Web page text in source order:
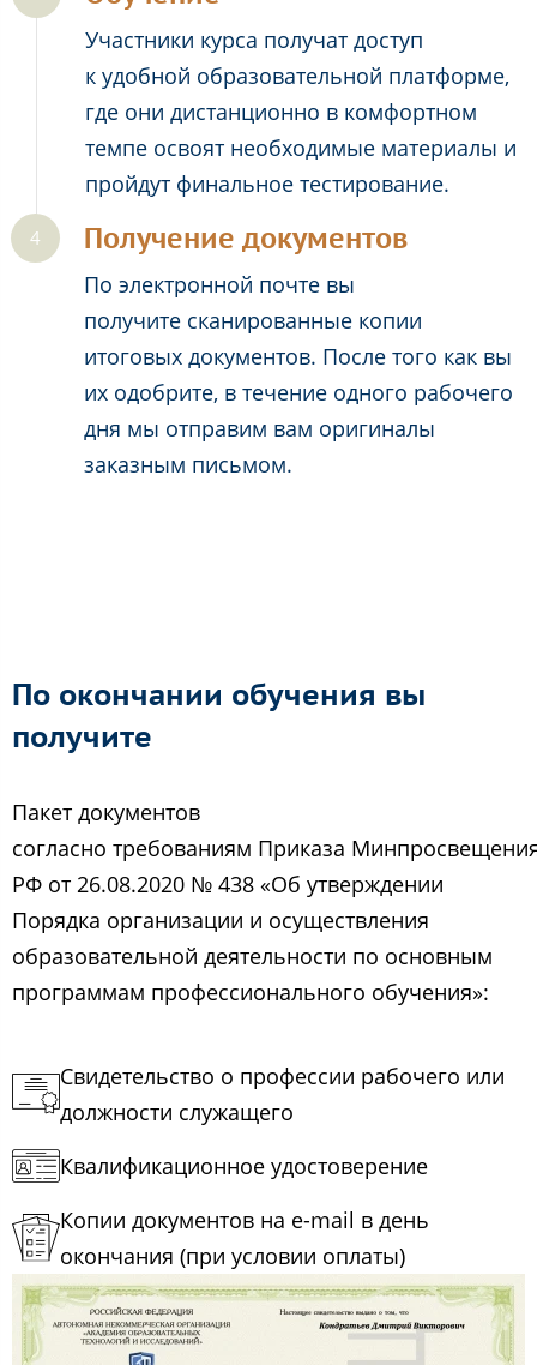
Участники курса получат доступ
к удобной образовательной платформе,
где они дистанционно в комфортном
темпе освоят необходимые материалы и
пройдут финальное тестирование.
Получение документов
По электронной почте вы
получите сканированные копии
итоговых документов. После того как вы
их одобрите, в течение одного рабочего
дня мы отправим вам оригиналы
заказным письмом.
По окончании обучения вы
получите
Пакет документов
согласно требованиям Приказа
РФ от 26.08.2020 № 438 «Об утверждении
Порядка организации и осуществления
образовательной деятельности по основным
программам профессионального обучения»:
Свидетельство о профессии рабочего или
должности служащего
Квалификационное удостоверение
Копии документов на e-mail в день
окончания (при условии оплаты)